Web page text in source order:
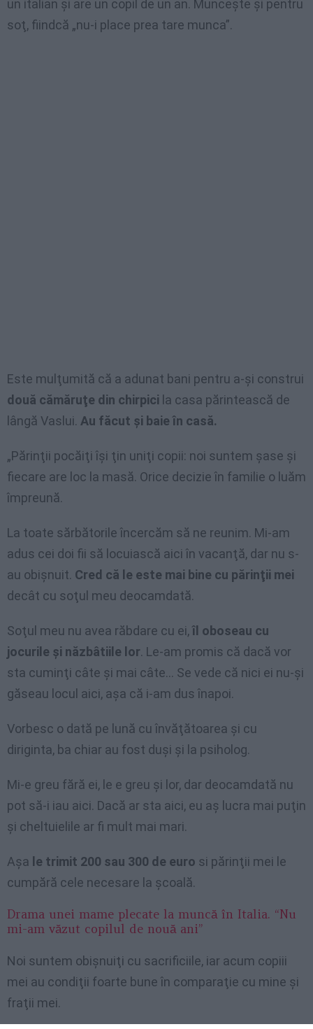
un italian şi are un copil de un an. Munceşte şi pentru
soţ, fiindcă „nu-i place prea tare munca”.
Este mulţumită că a adunat bani pentru a-şi construi
două cămăruţe din chirpici la casa părintească de
lângă Vaslui. Au făcut şi baie în casă.
„Părinţii pocăiţi îşi ţin uniţi copii: noi suntem şase şi
fiecare are loc la masă. Orice decizie în familie o luăm
împreună.
La toate sărbătorile încercăm să ne reunim. Mi-am
adus cei doi fii să locuiască aici în vacanţă, dar nu s-
au obişnuit. Cred că le este mai bine cu părinţii mei
decât cu soţul meu deocamdată.
Soţul meu nu avea răbdare cu ei,îl oboseau cu
jocurile şi năzbâtiile lor. Le-am promis că dacă vor
sta cuminţi câte şi mai câte… Se vede că nici ei nu-şi
găseau locul aici, aşa că i-am dus înapoi.
Vorbesc o dată pe lună cu învăţătoarea şi cu
diriginta, ba chiar au fost duşi şi la psiholog.
Mi-e greu fără ei, le e greu şi lor, dar deocamdată nu
pot să-i iau aici. Dacă ar sta aici, eu aş lucra mai puţin
şi cheltuielile ar fi mult mai mari.
Aşa le trimit 200 sau 300 de euro si părinţii mei le
cumpără cele necesare la şcoală.
Drama unei mame plecate la muncă în Italia. “Nu
mi-am văzut copilul de nouă ani”
Noi suntem obişnuiţi cu sacrificiile, iar acum copiii
mei au condiţii foarte bune în comparaţie cu mine şi
fraţii mei.